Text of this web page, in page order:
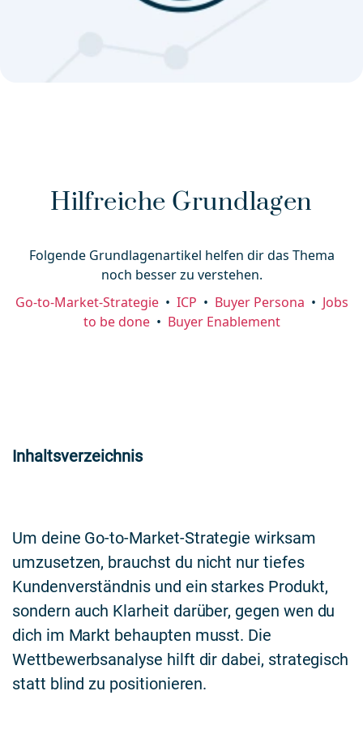
Hilfreiche Grundlagen
Folgende Grundlagenartikel helfen dir das Thema
noch besser zu verstehen.
Go-to-Market-Strategie • ICP • Buyer Persona • Jobs
to be done • Buyer Enablement
Inhaltsverzeichnis
Um deine Go-to-Market-Strategie wirksam
umzusetzen, brauchst du nicht nur tiefes
Kundenverständnis und ein starkes Produkt,
sondern auch Klarheit darüber, gegen wen du
dich im Markt behaupten musst. Die
Wettbewerbsanalyse hilft dir dabei, strategisch
statt blind zu positionieren.